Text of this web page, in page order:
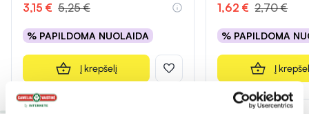
3,15 € 5,25 €
% PAPILDOMA NUOLAIDA
Į krepšelį
1,62 € 2,70 €
% PAPILDOMA
Į